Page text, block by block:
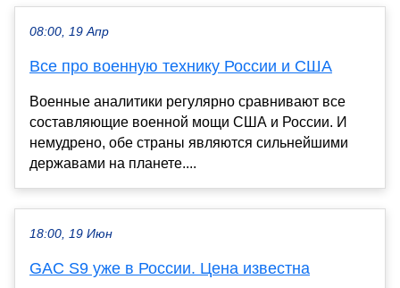
08:00, 19 Апр
Все про военную технику России и США
Военные аналитики регулярно сравнивают все
составляющие военной мощи США и России. И
немудрено, обе страны являются сильнейшими
державами на планете....
18:00, 19 Июн
GAC S9 уже в России. Цена известна